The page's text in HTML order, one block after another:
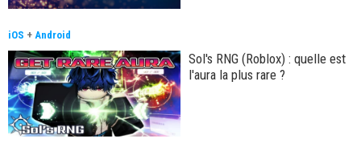
iOS + Android
Sol's RNG (Roblox) : quelle est
l'aura la plus rare ?